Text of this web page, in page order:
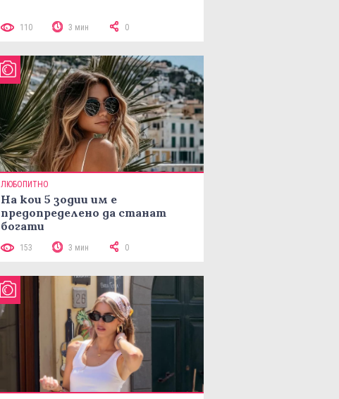
110 3 мин 0
ЛЮБОПИТНО
На кои 5 зодии им е
предопределено да станат
богати
153 3 мин 0